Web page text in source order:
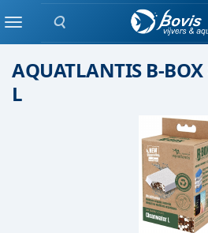
Zoeken
MenuAquatlantis
AQUATLANTIS B-BOX
L